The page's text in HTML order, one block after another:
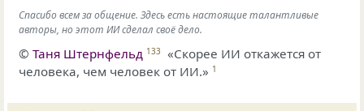
Спасибо всем за общение. Здесь есть настоящие талантливые
авторы, но этот ИИ сделал своё дело.
©Таня Штернфельд 133
«Скорее ИИ откажется от
человека, чем человек от ИИ.» 1